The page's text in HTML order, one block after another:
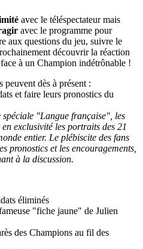
avec le téléspectateur mais
avec le programme pour
aux questions du jeu, suivre le
découvrir la réaction
à un Champion indétrônable !
peuvent dès à présent :
et faire leurs pronostics du
"Langue française", les
exclusivité les portraits des 21
entier. Le plébiscite des fans
pronostics et les encouragements,
à la discussion.
éliminés
"fiche jaune" de Julien
des Champions au fil des